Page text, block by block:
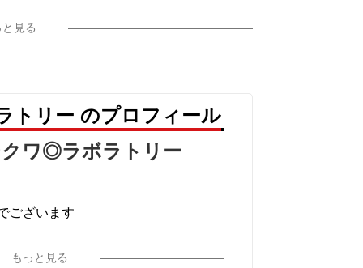
と見る
リー のプロフィール
ワ◎ラボラトリー
ございます
でやっています
もっと見る